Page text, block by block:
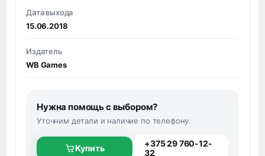
Дата выхода
15.06.2018
Издатель
WB Games
Нужна помощь с выбором?
Уточним детали и наличие по телефону.
Купить
+375 29 760-12-
32